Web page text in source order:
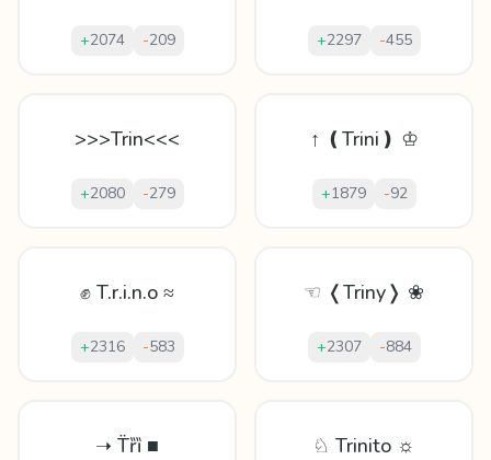
+2074 -209 +2297 -455
>>>Trin<<<
+2080 -279
↑ ❪Trini❫ ♔
+1879 -92
✊ T.r.i.n.o ≈
+2316 -583
☜ ❬Triny❭ ❀
+2307 -884
➝ T̈ȑȉ ■ ♘ Trinito ☼